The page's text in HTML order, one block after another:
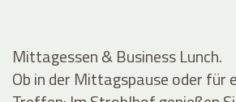
Mittagessen & Business Lunch.
Ob in der Mittagspause oder für